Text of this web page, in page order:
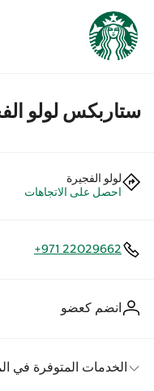
ستاربكس لولو
لولو الفجيرة
احصل على الاتجاهات
+971 22029662
انضم كعضو
الخدمات المتوفرة في